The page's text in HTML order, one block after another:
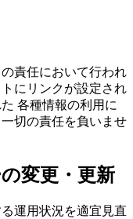
責任において行われ
にリンクが設定され
各種情報の利用に
切の責任を負いませ
変更・更新
運用状況を適宜見直